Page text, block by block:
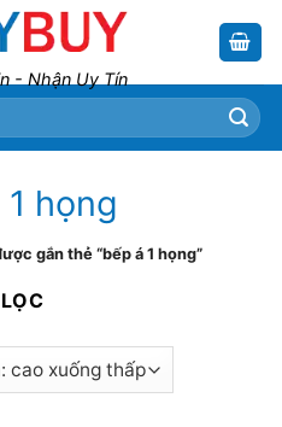
- Nhận Uy Tín
họng
gắn thẻ “bếp á 1 họng”
LỌC